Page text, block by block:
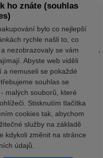
ho znáte (souhlas
bylo co nejlepší
rychle našli to, co
nezobrazovaly se vám
Abyste web viděli
nemuseli se pokaždé
souhlas se
malých souborů, které
Stisknutím tlačítka
cookies tak, abychom
služby na základě
kdykoli změnit na stránce
údajů.